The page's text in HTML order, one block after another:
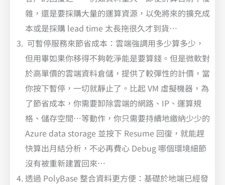
雜，還是要採購大量的運算資源，以免將來的擴充成
本或是採購 lead time 太長拖很久才到貨…
可暫停服務來節省成本：雲端強調用多少算多少，
但用畢如果你移得不夠乾淨能是要算錢。但是微軟對
於高單價的雲端資料倉儲，提供了較彈性的計價，當
你按下暫停，一切就靜止了。比起 VM 虛擬機器，為
了節省成本，你需要卸除雲端的網路、IP、運算規
格、儲存空間…等動作，你只需要持續地繳納少少的
Azure data storage 並按下 Resume 回復，就能趕
快算出月結分析，不必再費心 Debug 哪個環境細節
沒有被重新建置回來…
透過 PolyBase 整合資料更方便：基礎於地端已經發